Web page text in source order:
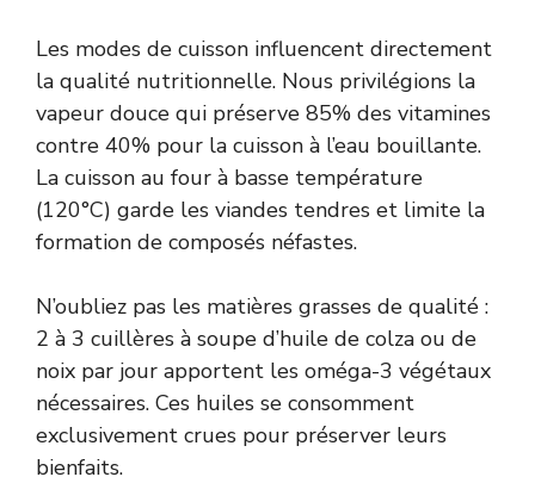
Les modes de cuisson influencent directement
la qualité nutritionnelle. Nous privilégions la
vapeur douce qui préserve 85% des vitamines
contre 40% pour la cuisson à l’eau bouillante.
La cuisson au four à basse température
(120°C) garde les viandes tendres et limite la
formation de composés néfastes.
N’oubliez pas les matières grasses de qualité :
2 à 3 cuillères à soupe d’huile de colza ou de
noix par jour apportent les oméga-3 végétaux
nécessaires. Ces huiles se consomment
exclusivement crues pour préserver leurs
bienfaits.